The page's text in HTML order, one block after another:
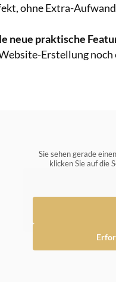
ohne Extra-
neue praktische
Erstellung noch
Sie sehen gerade
klicken Sie auf die